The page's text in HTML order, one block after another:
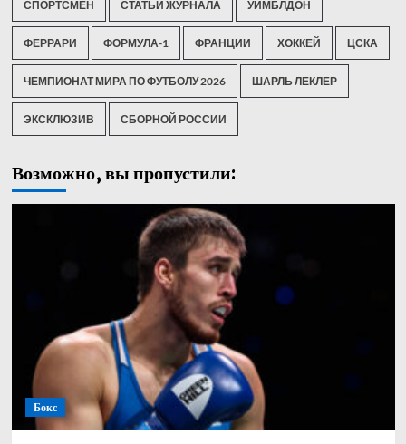
СПОРТСМЕН СТАТЬИ ЖУРНАЛА УИМБЛДОН
ФЕРРАРИ ФОРМУЛА-1 ФРАНЦИИ ХОККЕЙ ЦСКА
ЧЕМПИОНАТ МИРА ПО ФУТБОЛУ 2026 ШАРЛЬ ЛЕКЛЕР
ЭКСКЛЮЗИВ СБОРНОЙ РОССИИ
Возможно, вы пропустили:
Бокс